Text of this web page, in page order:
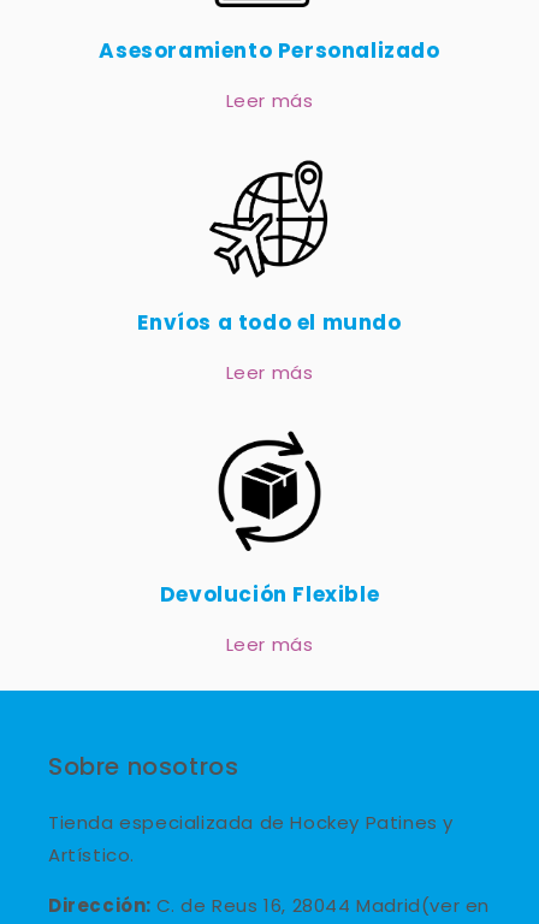
Asesoramiento Personalizado
Leer más
Envíos a todo el mundo
Leer más
Devolución Flexible
Leer más
Sobre nosotros
Tienda especializada de Hockey Patines y
Artístico.
Dirección: C. de Reus 16, 28044 Madrid(ver en